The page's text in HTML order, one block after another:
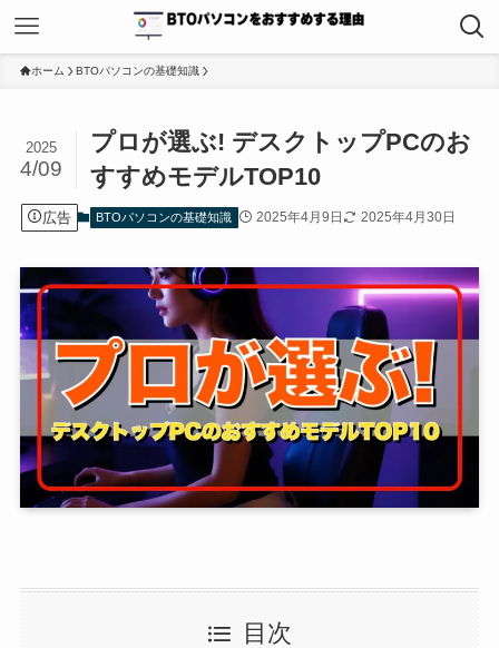
ホーム BTOパソコンの基礎知識
プロが選ぶ! デスクトップPCのお
すすめモデルTOP10
2025
4/09
広告 BTOパソコンの基礎知識 2025年4月9日 2025年4月30日
目次